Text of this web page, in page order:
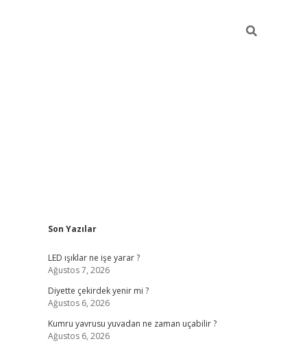
Sidebar
Son Yazılar
LED ışıklar ne işe yarar ?
Ağustos 7, 2026
Diyette çekirdek yenir mi ?
Ağustos 6, 2026
Kumru yavrusu yuvadan ne zaman uçabilir ?
Ağustos 6, 2026